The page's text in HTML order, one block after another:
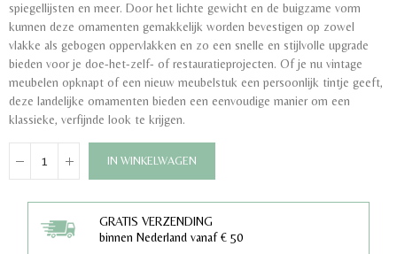
spiegellijsten en meer. Door het lichte gewicht en de buigzame vorm
kunnen deze ornamenten gemakkelijk worden bevestigen op zowel
vlakke als gebogen oppervlakken en zo een snelle en stijlvolle upgrade
bieden voor je doe-het-zelf- of restauratieprojecten. Of je nu vintage
meubelen opknapt of een nieuw meubelstuk een persoonlijk tintje geeft,
deze landelijke ornamenten bieden een eenvoudige manier om een
klassieke, verfijnde look te krijgen.
IN WINKELWAGEN
GRATIS VERZENDING
binnen Nederland vanaf € 50